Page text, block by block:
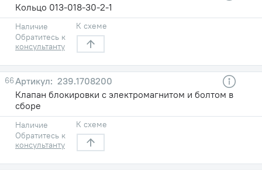
Кольцо 013-018-30-2-1
Наличие
Обратитесь к
консультанту
К схеме
66
239.1708200
Клапан блокировки с электромагнитом и болтом в
сборе
Наличие
Обратитесь к
консультанту
К схеме